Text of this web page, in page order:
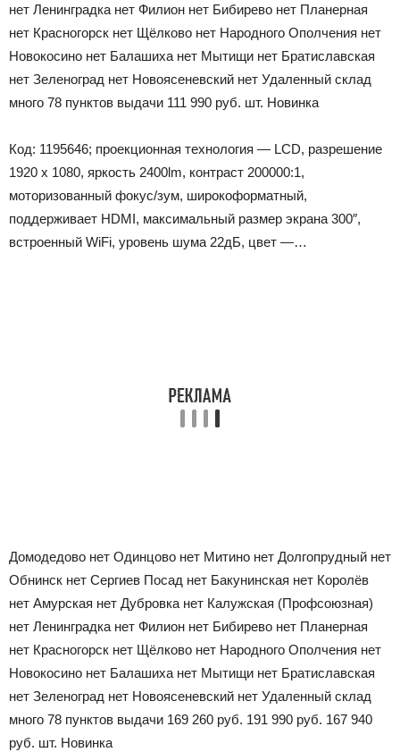
нет Ленинградка нет Филион нет Бибирево нет Планерная
нет Красногорск нет Щёлково нет Народного Ополчения нет
Новокосино нет Балашиха нет Мытищи нет Братиславская
нет Зеленоград нет Новоясеневский нет Удаленный склад
много 78 пунктов выдачи 111 990 руб. шт. Новинка
Код: 1195646; проекционная технология — LCD, разрешение
1920 x 1080, яркость 2400lm, контраст 200000:1,
моторизованный фокус/зум, широкоформатный,
поддерживает HDMI, максимальный размер экрана 300″,
встроенный WiFi, уровень шума 22дБ, цвет —…
Домодедово нет Одинцово нет Митино нет Долгопрудный нет
Обнинск нет Сергиев Посад нет Бакунинская нет Королёв
нет Амурская нет Дубровка нет Калужская (Профсоюзная)
нет Ленинградка нет Филион нет Бибирево нет Планерная
нет Красногорск нет Щёлково нет Народного Ополчения нет
Новокосино нет Балашиха нет Мытищи нет Братиславская
нет Зеленоград нет Новоясеневский нет Удаленный склад
много 78 пунктов выдачи 169 260 руб. 191 990 руб. 167 940
руб. шт. Новинка